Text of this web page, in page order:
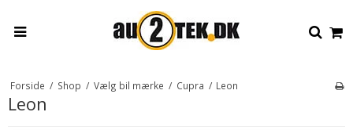
Forside / Shop / Vælg bil mærke / Cupra / Leon
Leon